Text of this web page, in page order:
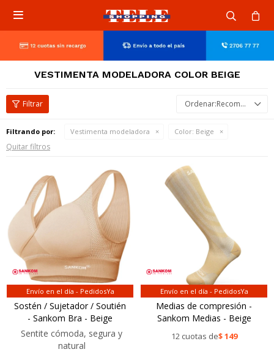

VESTIMENTA MODELADORA COLOR BEIGE
Recomendados
Filtrando por: Vestimenta modeladora Color: Beige
Quitar filtros
Envío en el día - PedidosYa
Sostén / Sujetador / Soutién
- Sankom Bra - Beige
Sentite cómoda, segura y
natural
Envío en el día - PedidosYa
Medias de compresión -
Sankom Medias - Beige
12 cuotas de$149